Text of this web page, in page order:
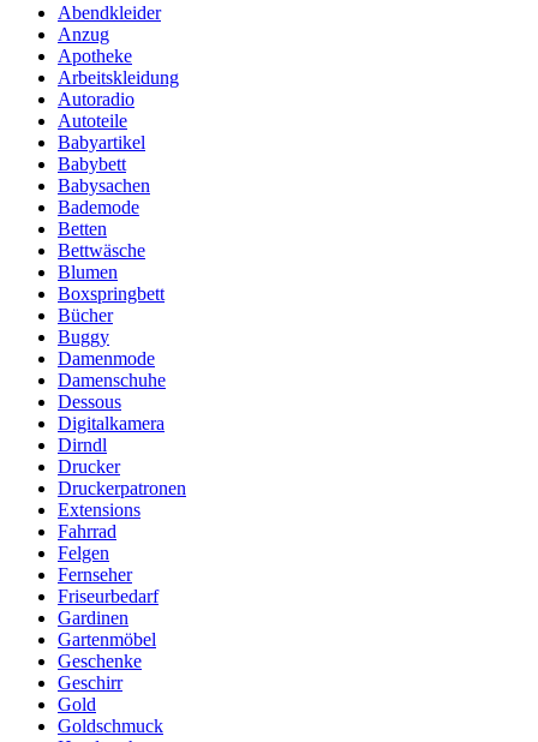
Abendkleider
Anzug
Apotheke
Arbeitskleidung
Autoradio
Autoteile
Babyartikel
Babybett
Babysachen
Bademode
Betten
Bettwäsche
Blumen
Boxspringbett
Bücher
Buggy
Damenmode
Damenschuhe
Dessous
Digitalkamera
Dirndl
Drucker
Druckerpatronen
Extensions
Fahrrad
Felgen
Fernseher
Friseurbedarf
Gardinen
Gartenmöbel
Geschenke
Geschirr
Gold
Goldschmuck